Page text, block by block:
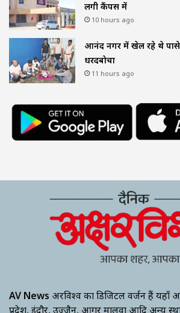
लगी कैंपस में
10 hours ago
आनंद नगर में खेल रहे थे
धरदबोचा
11 hours ago
AV News अक्षरविश्व का डिजिटल वर्जन हैं
प्रदेश, इंदौर, उज्जैन, आगर मालवा आदि अन्य